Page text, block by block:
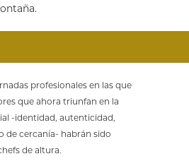
profesionales en las que
que ahora triunfan en la
-identidad, autenticidad,
cercanía- habrán sido
de altura.